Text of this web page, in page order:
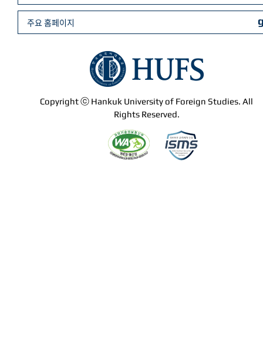
Copyright ⓒ Hankuk University of Foreign Studies. All
Rights Reserved.
주요 홈페이지